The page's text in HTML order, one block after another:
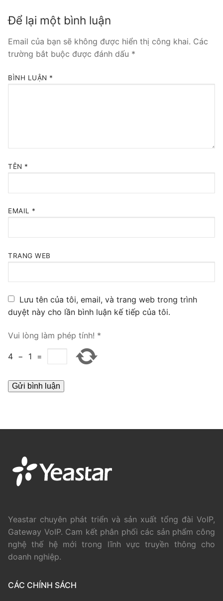
Tổng đài VoIP Yeastar S300
HOSTED PHONE SYSTEM
Tổng đài Yeastar Cloud
IPPBX FOR LARGE ENTERPRISES
FXS VoIP Gateway
FXO VoIP Gateway
VoIP GSM / 3G / 4G Gateways
E1 / T1 / PRI VoIP Gateway
PRI VoIP Gateway TE200
LIÊN HỆ
HƯỚNG DẪN
Để lại một bình luận
Email của bạn sẽ không được hiển thị công khai. Các
trường bắt buộc được đánh dấu *
BÌNH LUẬN *
TÊN *
EMAIL *
TRANG WEB
Lưu tên của tôi, email, và trang web trong trình
duyệt này cho lần bình luận kế tiếp của tôi.
Vui lòng làm phép tính! *
4 − 1 =
Yeastar chuyên phát triển và sản xuất tổng đài VoIP,
Gateway VoIP. Cam kết phân phối các sản phẩm công
nghệ thế hệ mới trong lĩnh vực truyền thông cho
doanh nghiệp.
CÁC CHÍNH SÁCH